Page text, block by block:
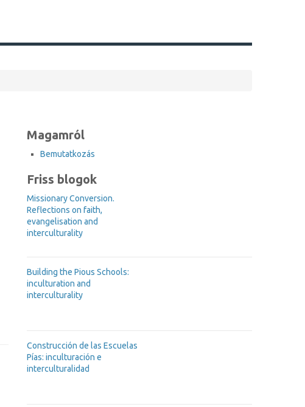
Magamról
Bemutatkozás
Friss blogok
Missionary Conversion.
Reflections on faith,
evangelisation and
interculturality
Building the Pious Schools:
inculturation and
interculturality
Construcción de las Escuelas
Pías: inculturación e
interculturalidad